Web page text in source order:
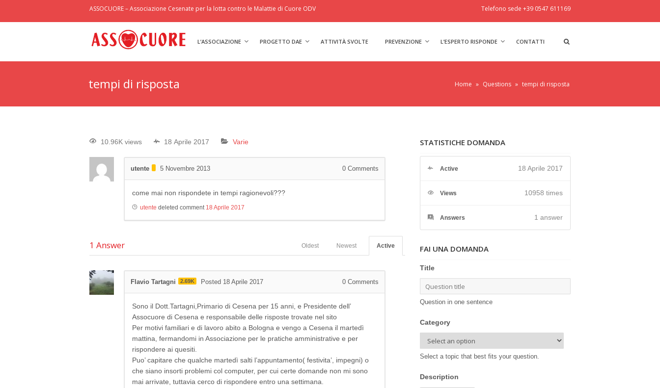
ASSOCUORE – Associazione Cesenate per la lotta contro le Malattie di Cuore ODV Telefono sede +39 0547 611169
L’ASSOCIAZIONE PROGETTO DAE ATTIVITÀ SVOLTE PREVENZIONE L’ESPERTO RISPONDE CONTATTI
tempi di risposta Home » Questions » tempi di risposta
10.96K views 18 Aprile 2017 Varie
utente 5 Novembre 2013 0 Comments
come mai non rispondete in tempi ragionevoli???
utente deleted comment 18 Aprile 2017
1 Answer Active
Newest
Oldest
Flavio Tartagni 2.69K Posted 18 Aprile 2017 0 Comments
Sono il Dott.Tartagni,Primario di Cesena per 15 anni, e Presidente dell’
Assocuore di Cesena e responsabile delle risposte trovate nel sito
Per motivi familiari e di lavoro abito a Bologna e vengo a Cesena il martedì
mattina, fermandomi in Associazione per le pratiche amministrative e per
rispondere ai quesiti.
Puo’ capitare che qualche martedì salti l’appuntamento( festivita’, impegni) o
che siano insorti problemi col computer, per cui certe domande non mi sono
mai arrivate, tuttavia cerco di rispondere entro una settimana.
STATISTICHE DOMANDA
Active 18 Aprile 2017
Views 10958 times
Answers 1 answer
FAI UNA DOMANDA
Title
Question in one sentence
Category
Select a topic that best fits your question.
Description